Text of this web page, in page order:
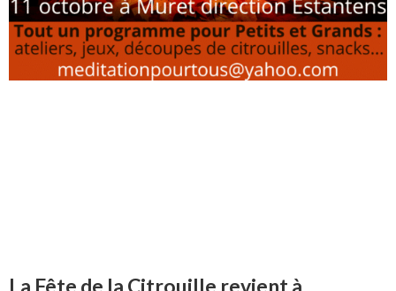
La Fête de la Citrouille revient à